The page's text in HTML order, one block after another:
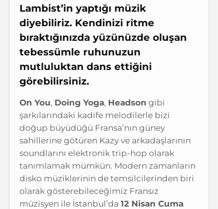
Lambist’in yaptığı müzik
diyebiliriz. Kendinizi ritme
bıraktığınızda yüzünüzde oluşan
tebessümle ruhunuzun
mutluluktan dans ettiğini
görebilirsiniz.
On You, Doing Yoga, Headson gibi
şarkılarındaki kadife melodilerle bizi
doğup büyüdüğü Fransa’nın güney
sahillerine götüren Kazy ve arkadaşlarının
soundlarını elektronik trip-hop olarak
tanımlamak mümkün. Modern zamanların
disko müziklerinin de temsilcilerinden biri
olarak gösterebileceğimiz Fransız
müzisyen ile İstanbul’da 12 Nisan Cuma